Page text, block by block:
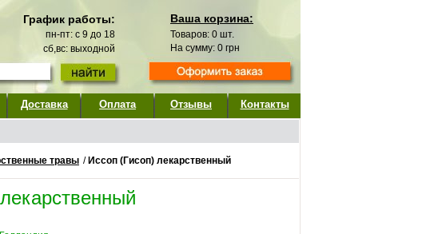
График работы:
пн-пт: с 9 до 18
сб,вс: выходной
Ваша корзина:
Товаров: 0 шт.
На сумму: 0 грн
Доставка Оплата Отзывы Контакты
травы / Иссоп (Гисоп) лекарственный